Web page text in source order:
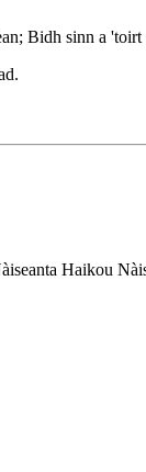
Bidh sinn a 'toirt
Haikou